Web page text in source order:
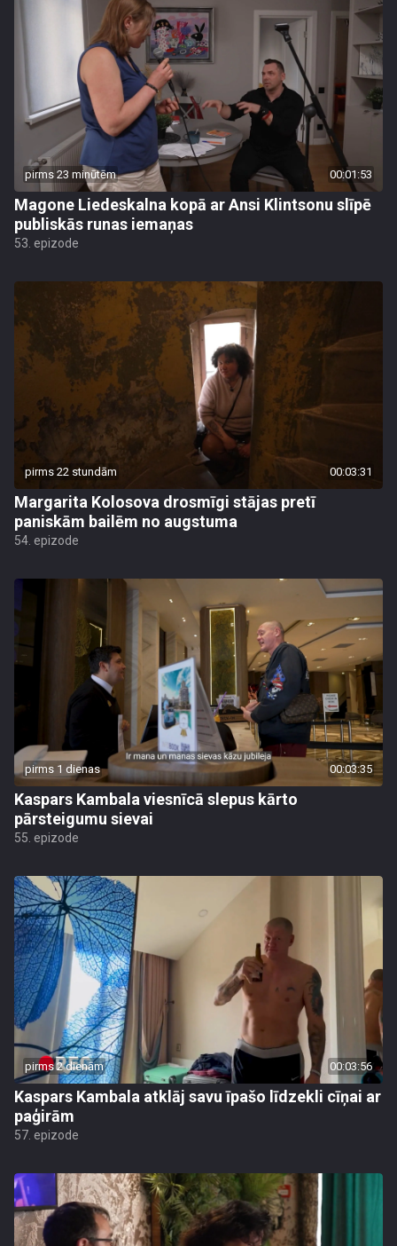
pirms 23 minūtēm 00:01:53
Magone Liedeskalna kopā ar Ansi Klintsonu slīpē
publiskās runas iemaņas
53. epizode
pirms 22 stundām 00:03:31
Margarita Kolosova drosmīgi stājas pretī
paniskām bailēm no augstuma
54. epizode
pirms 1 dienas 00:03:35
Kaspars Kambala viesnīcā slepus kārto
pārsteigumu sievai
55. epizode
pirms 2 dienām 00:03:56
Kaspars Kambala atklāj savu īpašo līdzekli cīņai ar
paģirām
57. epizode